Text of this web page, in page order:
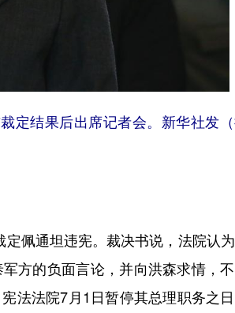
定结果后出席记者会。新华社发
佩通坦违宪。裁决书说，法院认
方的负面言论，并向洪森求情，
法法院7月1日暂停其总理职务之